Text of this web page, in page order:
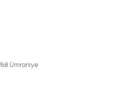
Ümraniye